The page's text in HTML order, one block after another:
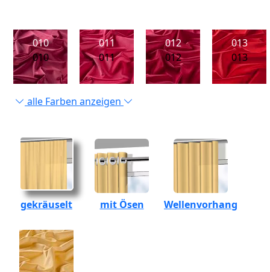
010
010
011
011
012
012
013
013
alle Farben anzeigen
gekräuselt mit Ösen Wellenvorhang